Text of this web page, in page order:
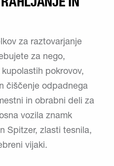
za raztovarjanje
za nego,
pokrovov,
čiščenje odpadnega
in obrabni deli za
vozila znamk
Spitzer, zlasti tesnila,
vijaki.